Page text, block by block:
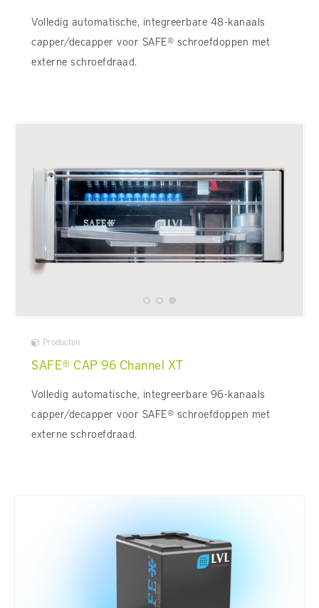
Volledig automatische, integreerbare 48-kanaals
capper/decapper voor SAFE® schroefdoppen met
externe schroefdraad.
Producten
SAFE® CAP 96 Channel XT
Volledig automatische, integreerbare 96-kanaals
capper/decapper voor SAFE® schroefdoppen met
externe schroefdraad.